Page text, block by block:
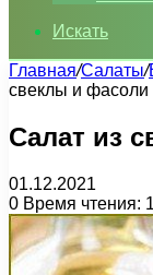
Искать
Главная/Салаты/
свеклы и фасоли
Салат из
01.12.2021
0 Время чтения: